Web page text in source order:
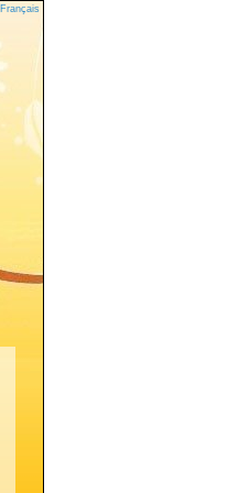
Français